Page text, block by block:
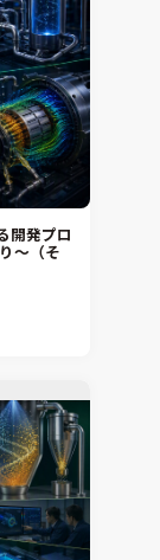
開発プロ
～（そ